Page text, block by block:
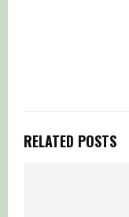
RELATED POSTS